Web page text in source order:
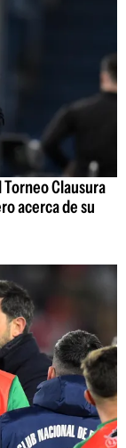
Torneo Clausura
acerca de su